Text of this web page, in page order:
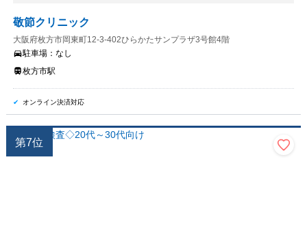
敬節クリニック
大阪府枚方市岡東町12-3-402ひらかたサンプラザ3号館4階
駐車場： なし
枚方市駅
オンライン決済対応
第7位